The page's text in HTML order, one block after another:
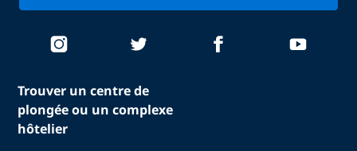
Trouver un centre de
plongée ou un complexe
hôtelier